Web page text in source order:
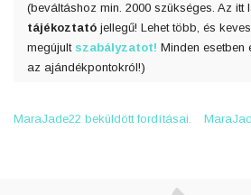
(beváltáshoz min. 2000 szükséges. Az itt
tájékoztató jellegű! Lehet több, és
megújult szabályzatot! Minden esetben
az ajándékpontokról!)
MaraJade22 beküldött fordításai.